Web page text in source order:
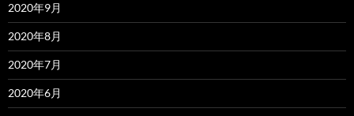
2020年9月
2020年8月
2020年7月
2020年6月